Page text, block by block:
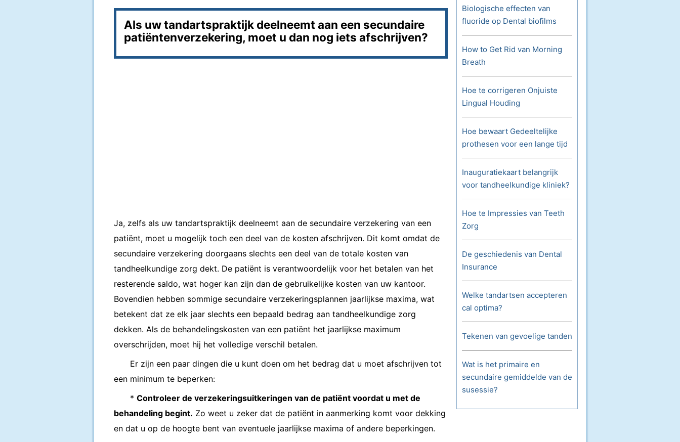
Als uw tandartspraktijk deelneemt aan een secundaire
patiëntenverzekering, moet u dan nog iets afschrijven?
Ja, zelfs als uw tandartspraktijk deelneemt aan de secundaire verzekering van een
patiënt, moet u mogelijk toch een deel van de kosten afschrijven. Dit komt omdat de
secundaire verzekering doorgaans slechts een deel van de totale kosten van
tandheelkundige zorg dekt. De patiënt is verantwoordelijk voor het betalen van het
resterende saldo, wat hoger kan zijn dan de gebruikelijke kosten van uw kantoor.
Bovendien hebben sommige secundaire verzekeringsplannen jaarlijkse maxima, wat
betekent dat ze elk jaar slechts een bepaald bedrag aan tandheelkundige zorg
dekken. Als de behandelingskosten van een patiënt het jaarlijkse maximum
overschrijden, moet hij het volledige verschil betalen.
Er zijn een paar dingen die u kunt doen om het bedrag dat u moet afschrijven tot
een minimum te beperken:
* Controleer de verzekeringsuitkeringen van de patiënt voordat u met de
behandeling begint. Zo weet u zeker dat de patiënt in aanmerking komt voor dekking
en dat u op de hoogte bent van eventuele jaarlijkse maxima of andere beperkingen.
Mondgezondheid
Biologische effecten van
fluoride op Dental biofilms
How to Get Rid van Morning
Breath
Hoe te corrigeren Onjuiste
Lingual Houding
Hoe bewaart Gedeeltelijke
prothesen voor een lange tijd
Inauguratiekaart belangrijk
voor tandheelkundige kliniek?
Hoe te Impressies van Teeth
Zorg
De geschiedenis van Dental
Insurance
Welke tandartsen accepteren
cal optima?
Tekenen van gevoelige tanden
Wat is het primaire en
secundaire gemiddelde van de
susessie?